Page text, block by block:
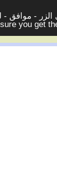
- موافق -
you get